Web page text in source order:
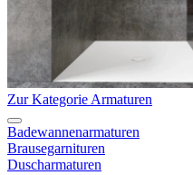
Zur Kategorie Armaturen
Badewannenarmaturen
Brausegarnituren
Duscharmaturen